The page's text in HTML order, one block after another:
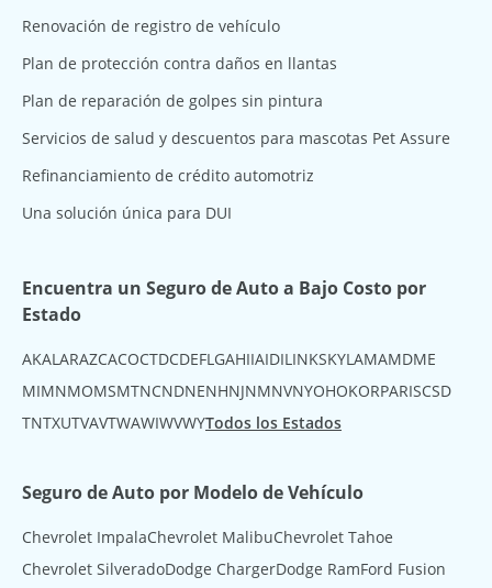
Renovación de registro de vehículo
Plan de protección contra daños en llantas
Plan de reparación de golpes sin pintura
Servicios de salud y descuentos para mascotas Pet Assure
Refinanciamiento de crédito automotriz
Una solución única para DUI
Encuentra un Seguro de Auto a Bajo Costo por
Estado
AKAL ARAZCACOCTDCDEFL GAHIIAIDIL INKSKYLAMAMDME
MIMNMOMSMTNCNDNENHNJNMNVNYOHOKORPARISCSD
TNTXUTVAVTWAWIWVWYTodos los Estados
Seguro de Auto por Modelo de Vehículo
Chevrolet ImpalaChevrolet MalibuChevrolet Tahoe
Chevrolet SilveradoDodge ChargerDodge RamFord Fusion